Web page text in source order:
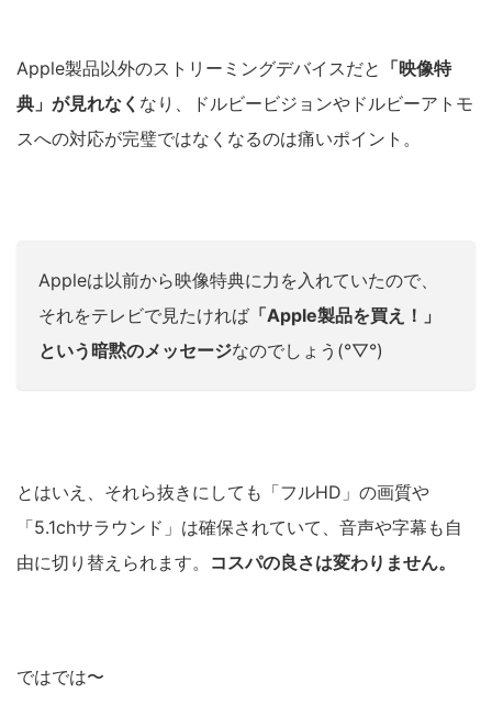
Apple製品以外のストリーミングデバイスだと 「映像特
典」が見れなく なり、ドルビービジョンやドルビーアトモ
スへの対応が完璧ではなくなるのは痛いポイント。
Appleは以前から映像特典に力を入れていたので、
それをテレビで見たければ 「Apple製品を買え！」
という暗黙のメッセージなのでしょう(°▽°)
とはいえ、それら抜きにしても「フルHD」の画質や
「5.1chサラウンド」は確保されていて、音声や字幕も自
由に切り替えられます。 コスパの良さは変わりません。
ではでは〜